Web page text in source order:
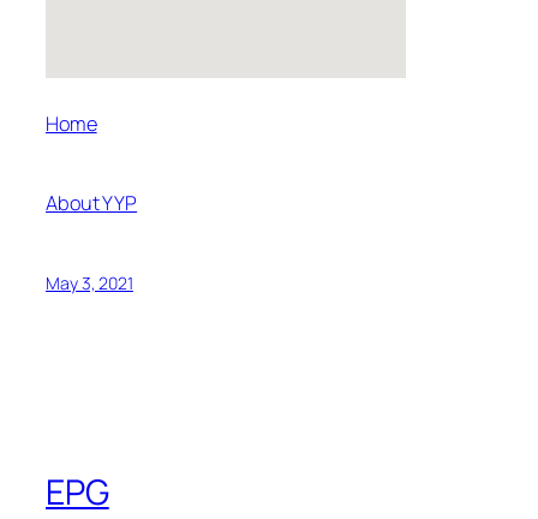
Home
About YYP
May 3, 2021
EPG